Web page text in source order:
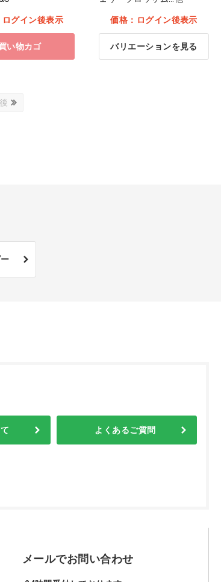
ログイン後表示
い物カゴ
価格：ログイン後表示
バリエーションを見る
よくあるご質問
メールでお問い合わせ